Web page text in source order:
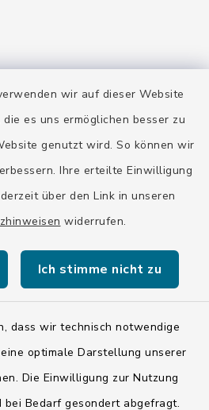
wir auf dieser Website
es uns ermöglichen besser zu
genutzt wird. So können wir
Ihre erteilte Einwilligung
über den Link in unseren
widerrufen.
Ich stimme nicht zu
dass wir technisch notwendige
optimale Darstellung unserer
Die Einwilligung zur Nutzung
Bedarf gesondert abgefragt.
Wolfratshausen
Kontakt